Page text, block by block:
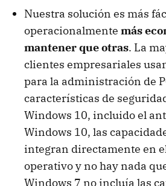
Nuestra solución es más
operacionalmente más
mantener que otras. La
clientes empresariales
para la administración de
características de
Windows 10, incluido el
Windows 10, las
integran directamente en
operativo y no hay nada
Windows 7 no incluía las